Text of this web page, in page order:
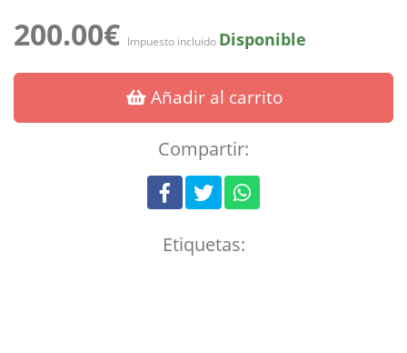
200.00€ Impuesto incluido Disponible
Añadir al carrito
Compartir:
Etiquetas: